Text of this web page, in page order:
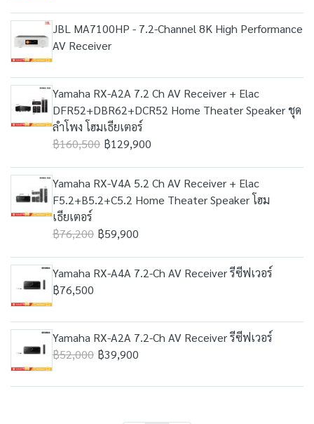
JBL MA7100HP - 7.2-Channel 8K High Performance
AV Receiver
Yamaha RX-A2A 7.2 Ch AV Receiver + Elac
DFR52+DBR62+DCR52 Home Theater Speaker ชุด
ลำโพง โฮมเธียเตอร์
฿160,500 ฿129,900
Yamaha RX-V4A 5.2 Ch AV Receiver + Elac
F5.2+B5.2+C5.2 Home Theater Speaker โฮม
เธียเตอร์
฿76,200 ฿59,900
Yamaha RX-A4A 7.2-Ch AV Receiver รีซีฟเวอร์
฿76,500
Yamaha RX-A2A 7.2-Ch AV Receiver รีซีฟเวอร์
฿52,000 ฿39,900